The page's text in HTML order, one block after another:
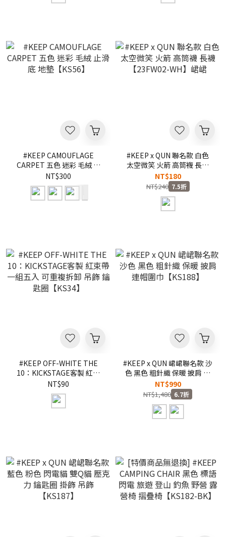
#KEEP CAMOUFLAGE
CARPET 五色 迷彩 毛絨 止
滑底 地墊【KS56】
NT$300
#KEEP x QUN 聯名款 白色
太空微笑 火箭 高筒襪 長襪
【23FW02-WH】峮峮
NT$180
NT$240 7.5折
#KEEP OFF-WHITE THE
10：KICKSTAGE客製 紅束
帶 一組五入 可重複拆卸 吊飾
鑰匙圈【KS34】
NT$90
#KEEP x QUN 峮峮聯名款 沙
色 黑色 粗針織 保暖 披肩 連
帽圍巾【KS188】
NT$990
NT$1,480 6.7折